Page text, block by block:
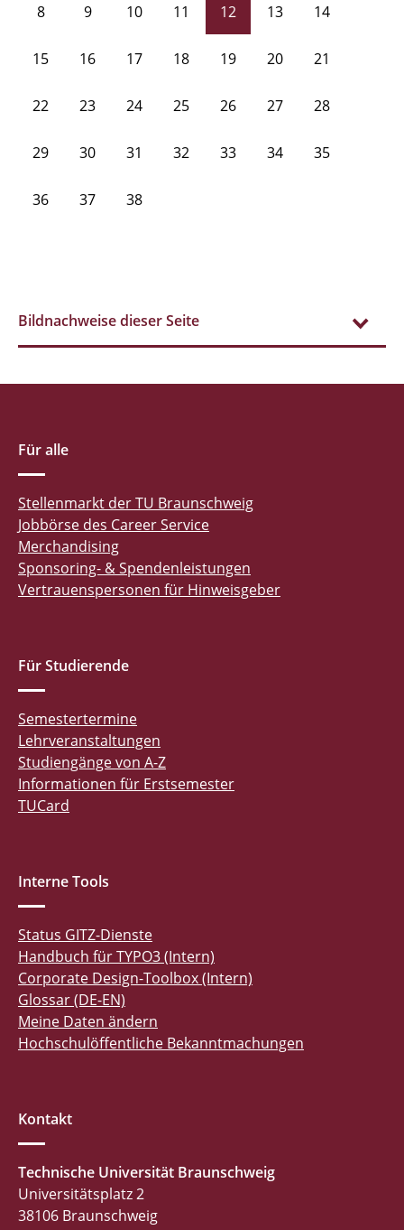
8 9 10 11 12 13 14
15 16 17 18 19 20 21
22 23 24 25 26 27 28
29 30 31 32 33 34 35
36 37 38
Bildnachweise dieser Seite
Für alle
Stellenmarkt der TU Braunschweig
Jobbörse des Career Service
Merchandising
Sponsoring- & Spendenleistungen
Vertrauenspersonen für Hinweisgeber
Für Studierende
Semestertermine
Lehrveranstaltungen
Studiengänge von A-Z
Informationen für Erstsemester
TUCard
Interne Tools
Status GITZ-Dienste
Handbuch für TYPO3 (Intern)
Corporate Design-Toolbox (Intern)
Glossar (DE-EN)
Meine Daten ändern
Hochschulöffentliche Bekanntmachungen
Kontakt
Technische Universität Braunschweig
Universitätsplatz 2
38106 Braunschweig